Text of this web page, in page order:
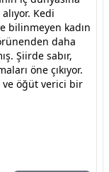
Kedi
bilinmeyen kadın
daha
Şiirde sabır,
öne çıkıyor.
öğüt verici bir